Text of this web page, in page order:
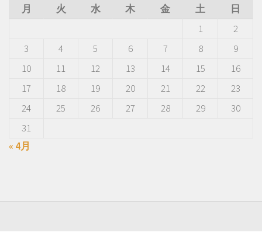
月
火 水 木 金 土
日
1
2
3
4 5 6 7 8
9
10
11 12 13 14 15
16
17
18 19 20 21 22
23
24
25 26 27 28 29
30
31
« 4月